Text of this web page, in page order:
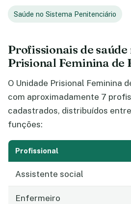
Saúde no Sistema Penitenciário
Profissionais de
Prisional Feminina de
O Unidade Prisional Feminina
com aproximadamente 7
cadastrados, distribuídos
funções:
Profissional
Assistente social
Enfermeiro